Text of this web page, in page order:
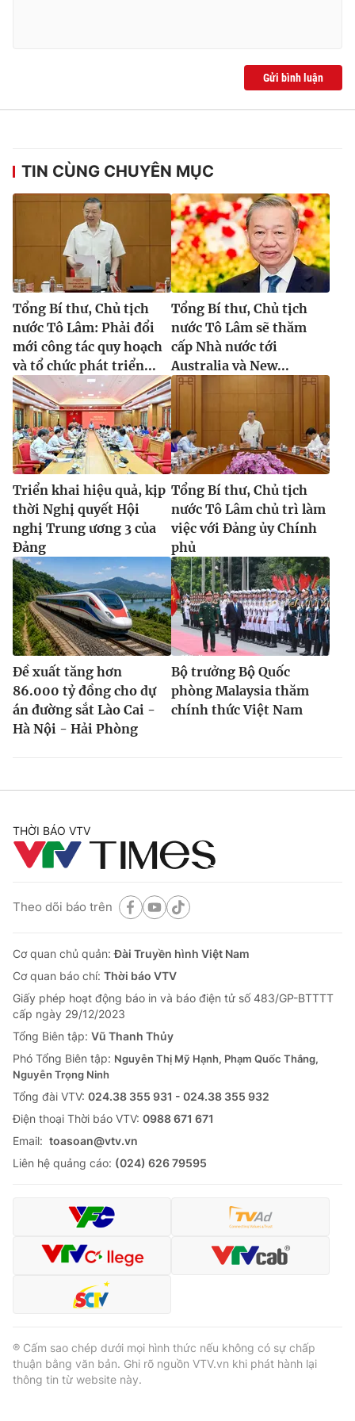
® Cấm sao chép dưới mọi hình thức nếu không có sự chấp
thuận bằng văn bản. Ghi rõ nguồn VTV.vn khi phát hành lại
thông tin từ website này.
Gửi bình luận
TIN CÙNG CHUYÊN MỤC
Tổng Bí thư, Chủ tịch
nước Tô Lâm: Phải đổi
mới công tác quy hoạch
và tổ chức phát triển...
Tổng Bí thư, Chủ tịch
nước Tô Lâm sẽ thăm
cấp Nhà nước tới
Australia và New...
Triển khai hiệu quả, kịp
thời Nghị quyết Hội
nghị Trung ương 3 của
Đảng
Tổng Bí thư, Chủ tịch
nước Tô Lâm chủ trì làm
việc với Đảng ủy Chính
phủ
Đề xuất tăng hơn
86.000 tỷ đồng cho dự
án đường sắt Lào Cai -
Hà Nội - Hải Phòng
Bộ trưởng Bộ Quốc
phòng Malaysia thăm
chính thức Việt Nam
THỜI BÁO VTV
Theo dõi báo trên
Cơ quan chủ quản:Đài Truyền hình Việt Nam
Cơ quan báo chí: Thời báo VTV
Giấy phép hoạt động báo in và báo điện tử số 483/GP-BTTTT
cấp ngày 29/12/2023
Tổng Biên tập: Vũ Thanh Thủy
Phó Tổng Biên tập: Nguyễn Thị Mỹ Hạnh, Phạm Quốc Thắng,
Nguyễn Trọng Ninh
Tổng đài VTV: 024.38 355 931 - 024.38 355 932
Ðiện thoại Thời báo VTV: 0988 671 671
Email: toasoan@vtv.vn
Liên hệ quảng cáo: (024) 626 79595
® Cấm sao chép dưới mọi hình thức nếu không có sự chấp
thuận bằng văn bản. Ghi rõ nguồn VTV.vn khi phát hành lại
thông tin từ website này.